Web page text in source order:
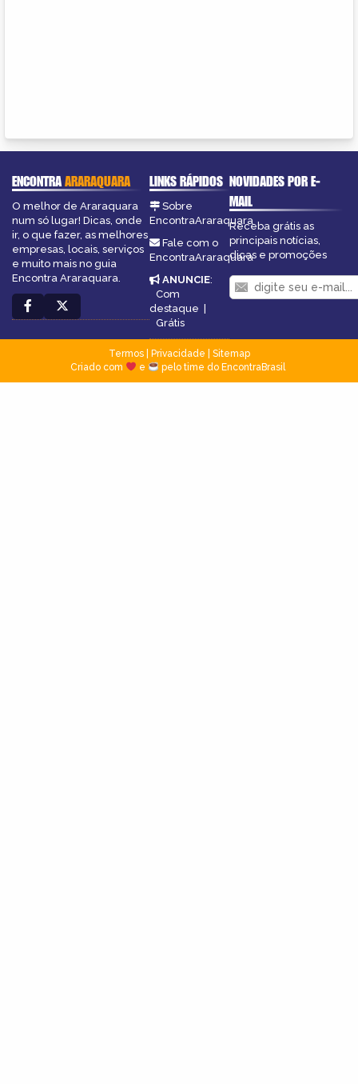
ENCONTRAARARAQUARA
O melhor de Araraquara
num só lugar! Dicas, onde
ir, o que fazer, as melhores
empresas, locais, serviços
e muito mais no guia
Encontra Araraquara.
LINKS RÁPIDOS
Sobre
EncontraAraraquara
Fale com o
EncontraAraraquara
ANUNCIE:
Com
destaque |
Grátis
NOVIDADES POR E-
MAIL
Receba grátis as
principais notícias,
dicas e promoções
Termos| Privacidade
Sitemap
Criado com
e pelo time do EncontraBrasil